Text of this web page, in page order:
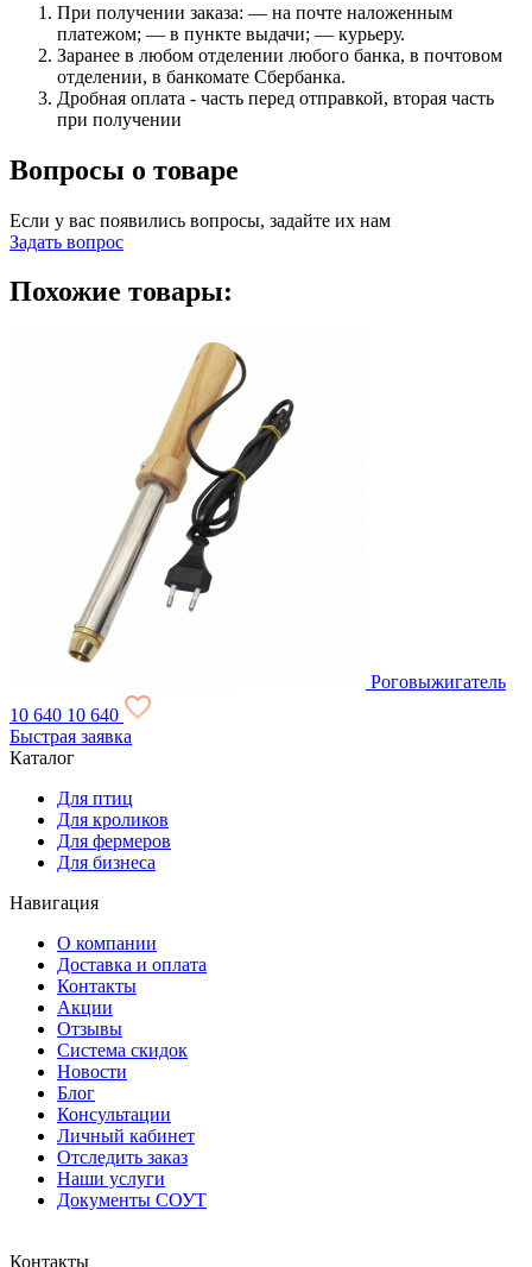
При получении заказа: — на почте наложенным
платежом; — в пункте выдачи; — курьеру.
Заранее в любом отделении любого банка, в почтовом
отделении, в банкомате Сбербанка.
Дробная оплата - часть перед отправкой, вторая часть
при получении
Вопросы о товаре
Если у вас появились вопросы, задайте их нам
Задать вопрос
Похожие товары:
Роговыжигатель
10 640 10 640
Быстрая заявка
Каталог
Для птиц
Для кроликов
Для фермеров
Для бизнеса
Навигация
О компании
Доставка и оплата
Контакты
Акции
Отзывы
Система скидок
Новости
Блог
Консультации
Личный кабинет
Отследить заказ
Наши услуги
Документы СОУТ
Контакты